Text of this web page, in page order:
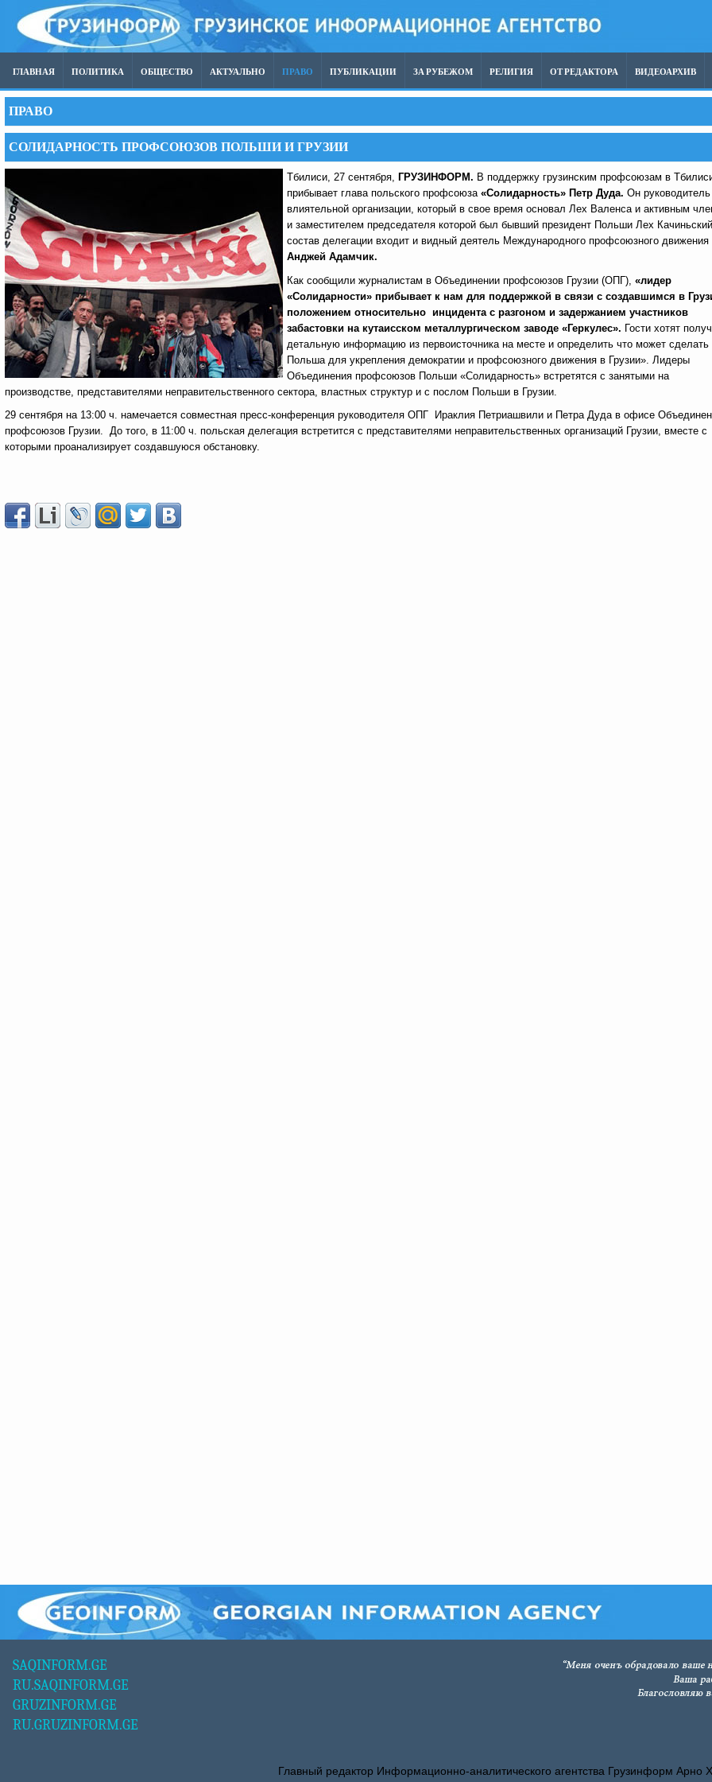
ГЛАВНАЯ ПОЛИТИКА ОБЩЕСТВО АКТУАЛЬНО ПРАВО ПУБЛИКАЦИИ ЗА РУБЕЖОМ РЕЛИГИЯ ОТ РЕДАКТОРА ВИДЕОАРХИВ
ПРАВО
СОЛИДАРНОСТЬ ПРОФСОЮЗОВ ПОЛЬШИ И ГРУЗИИ
Тбилиси, 27 сентября, ГРУЗИНФОРМ. В поддержку грузинским профсоюзам в
прибывает глава польского профсоюза «Солидарность» Петр Дуда. Он руководитель
влиятельной организации, который в свое время основал Лех Валенса и активным
и заместителем председателя которой был бывший президент Польши Лех
состав делегации входит и видный деятель Международного профсоюзного движения
Анджей Адамчик.
Как сообщили журналистам в Объединении профсоюзов Грузии (ОПГ), «лидер
«Солидарности» прибывает к нам для поддержкой в связи с создавшимся в
положением относительно инцидента с разгоном и задержанием участников
забастовки на кутаисском металлургическом заводе «Геркулес». Гости хотят
детальную информацию из первоисточника на месте и определить что может сделать
Польша для укрепления демократии и профсоюзного движения в Грузии». Лидеры
Объединения профсоюзов Польши «Солидарность» встретятся с занятыми на
производстве, представителями неправительственного сектора, властных структур и с послом Польши в Грузии.
29 сентября на 13:00 ч. намечается совместная пресс-конференция руководителя ОПГ Ираклия Петриашвили и Петра Дуда в офисе
профсоюзов Грузии. До того, в 11:00 ч. польская делегация встретится с представителями неправительственных организаций Грузии, вместе с
которыми проанализирует создавшуюся обстановку.
SAQINFORM.GE
RU.SAQINFORM.GE
GRUZINFORM.GE
RU.GRUZINFORM.GE
Главный редактор Информационно-аналитического агентства Грузинформ Арно